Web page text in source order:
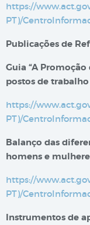
https://
PT)/
Publicações de
Guia “A
postos de
https://
PT)/
Balanço das
homens e
https://
PT)/
Instrumentos de